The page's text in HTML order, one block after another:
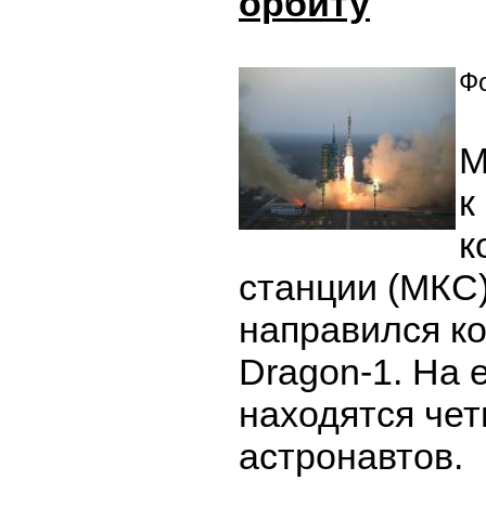
станции
направился
Dragon-1. На
находятся
астронавтов.